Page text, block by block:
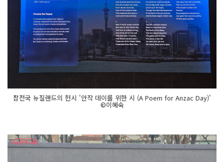
참전국 뉴질랜드의 헌시 '안작 데이를 위한 시 (A Poem for Anzac Day)'
©이혜숙